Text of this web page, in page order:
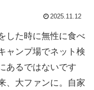
2025.11.12
した時に無性に食べ
ャンプ場でネット検
あるではないです
、大ファンに。自家